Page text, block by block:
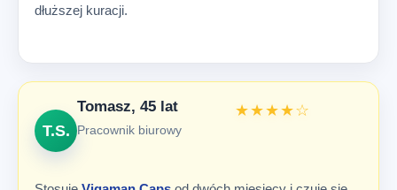
dłuższej kuracji.
T.S.
Tomasz, 45 lat
Pracownik biurowy
★★★★☆